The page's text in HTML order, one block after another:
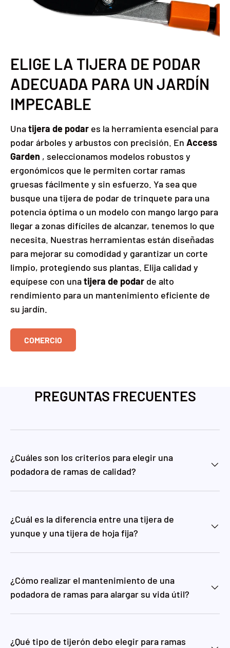
ELIGE LA TIJERA DE PODAR
ADECUADA PARA UN JARDÍN
IMPECABLE
Unatijera de podar es la herramienta esencial para
podar árboles y arbustos con precisión. En Access
Garden , seleccionamos modelos robustos y
ergonómicos que le permiten cortar ramas
gruesas fácilmente y sin esfuerzo. Ya sea que
busque una tijera de podar de trinquete para una
potencia óptima o un modelo con mango largo para
llegar a zonas difíciles de alcanzar, tenemos lo que
necesita. Nuestras herramientas están diseñadas
para mejorar su comodidad y garantizar un corte
limpio, protegiendo sus plantas. Elija calidad y
equípese con unatijera de podar de alto
rendimiento para un mantenimiento eficiente de
su jardín.
COMERCIO
PREGUNTAS FRECUENTES
¿Cuáles son los criterios para elegir una
podadora de ramas de calidad?
¿Cuál es la diferencia entre una tijera de
yunque y una tijera de hoja fija?
¿Cómo realizar el mantenimiento de una
podadora de ramas para alargar su vida útil?
¿Qué tipo de tijerón debo elegir para ramas